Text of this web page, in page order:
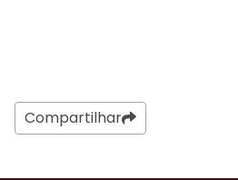
Compartilhar